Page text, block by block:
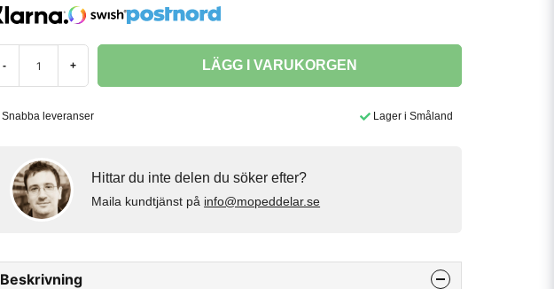
- + LÄGG I VARUKORGEN
Snabba leveranser Lager i Småland
Hittar du inte delen du söker efter?
Maila kundtjänst på info@mopeddelar.se
Beskrivning